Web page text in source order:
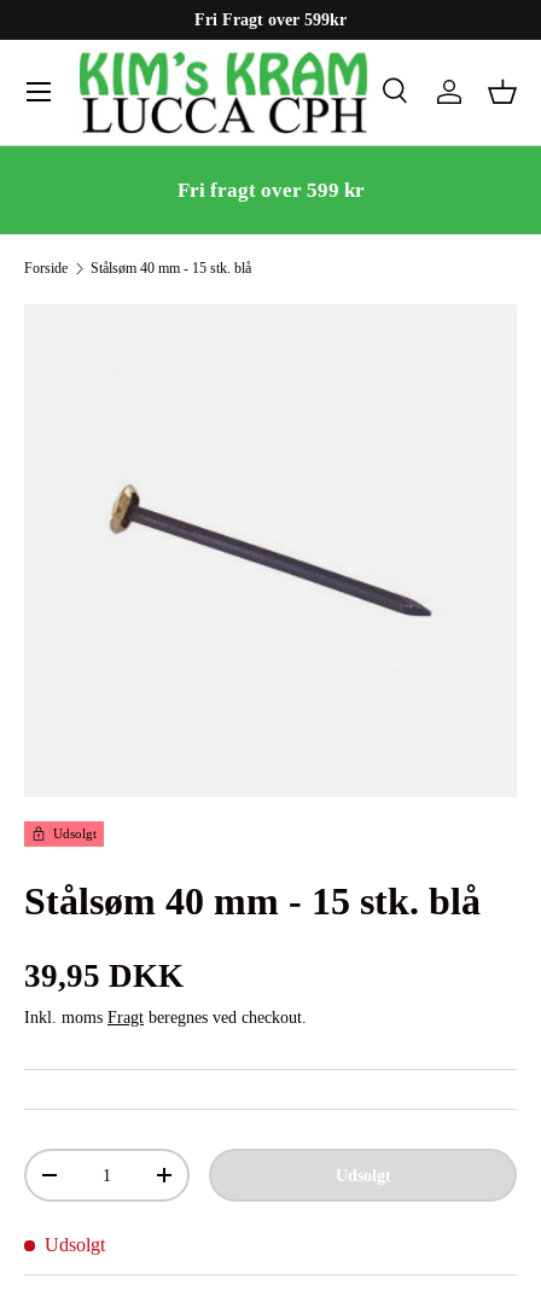
Gå til indhold
Fri Fragt over 599kr
Søg
Søg Log indKurv
Menu
Fri fragt over 599 kr
Forside Stålsøm 40 mm - 15 stk. blå
Udsolgt
Stålsøm 40 mm - 15 stk. blå
Normalpris
39,95 DKK
Inkl. moms Fragt beregnes ved checkout.
Antal
Mindsk antal
Øg antal Udsolgt
Udsolgt